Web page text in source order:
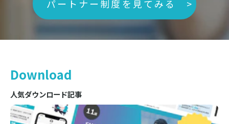
パートナー制度を見てみる >
Download
人気ダウンロード記事